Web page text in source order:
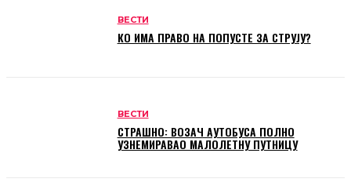
ВЕСТИ
КО ИМА ПРАВО НА ПОПУСТЕ ЗА СТРУЈУ?
ВЕСТИ
СТРАШНО: ВОЗАЧ АУТОБУСА ПОЛНО
УЗНЕМИРАВАО МАЛОЛЕТНУ ПУТНИЦУ